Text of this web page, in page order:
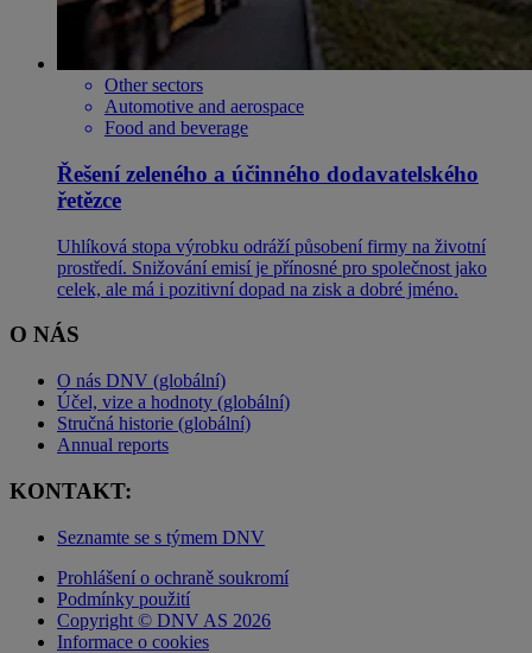
Other sectors
Automotive and aerospace
Food and beverage
Řešení zeleného a účinného dodavatelského
řetězce
Uhlíková stopa výrobku odráží působení firmy na životní
prostředí. Snižování emisí je přínosné pro společnost jako
celek, ale má i pozitivní dopad na zisk a dobré jméno.
O NÁS
O nás DNV (globální)
Účel, vize a hodnoty (globální)
Stručná historie (globální)
Annual reports
KONTAKT:
Seznamte se s týmem DNV
Prohlášení o ochraně soukromí
Podmínky použití
Copyright © DNV AS 2026
Informace o cookies